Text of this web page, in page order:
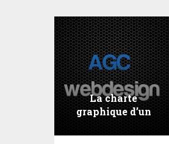
La charte
graphique d’un
site internet